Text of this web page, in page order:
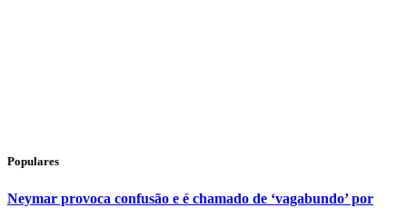
Populares
Neymar provoca confusão e é chamado de ‘vagabundo’ por